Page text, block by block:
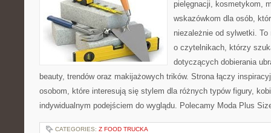
pielęgnacji, kosmetykom,
wskazówkom dla osób,
niezależnie od sylwetki.
o czytelnikach, którzy
dotyczących dobierania
beauty, trendów oraz makijażowych trików. Strona łączy
osobom, które interesują się stylem dla różnych typów figury,
indywidualnym podejściem do wyglądu. Polecamy Moda Plus
CATEGORIES: Z FOOD TRUCKA